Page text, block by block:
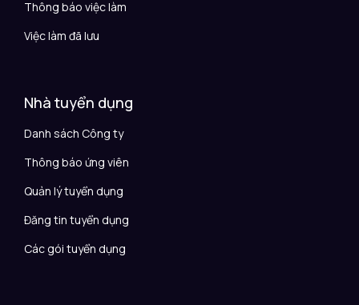
Thông báo việc làm
Việc làm đã lưu
Nhà tuyển dụng
Danh sách Công ty
Thông báo ứng viên
Quản lý tuyển dụng
Đăng tin tuyển dụng
Các gói tuyển dụng